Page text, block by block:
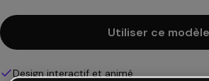
Utiliser ce modèle
Design interactif et animé